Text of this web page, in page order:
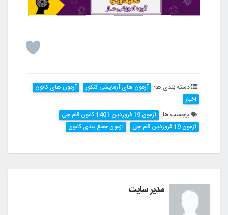
دسته بندی ها: آزمون های آزمایشی کنکور
آزمون های کانون
اخبار
برچسب ها: آزمون 19 فروردین 1401 کانون قلم چی
آزمون 19 فروردین قلم چی
آزمون جمع بندی کانون
مدیر سایت